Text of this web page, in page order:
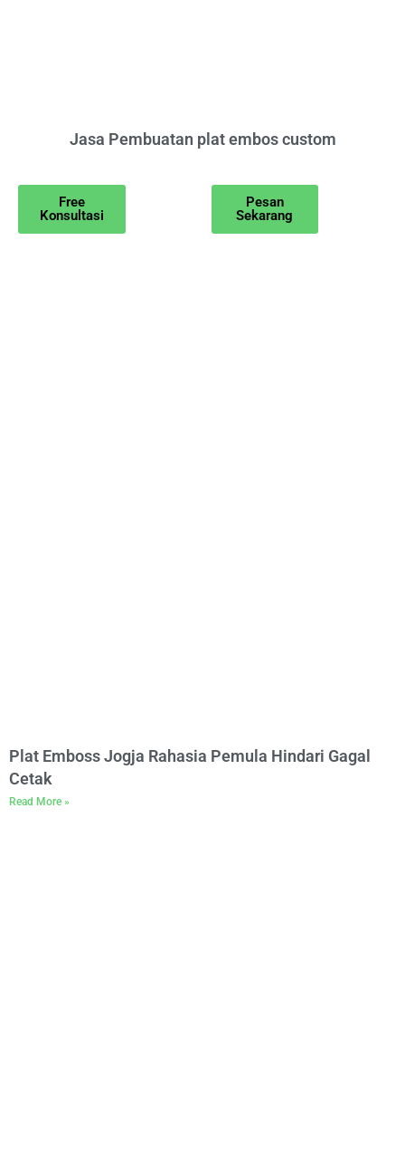
Jasa Pembuatan plat embos custom
Free
Konsultasi
Pesan
Sekarang
Plat Emboss Jogja Rahasia Pemula Hindari Gagal
Cetak
Read More »